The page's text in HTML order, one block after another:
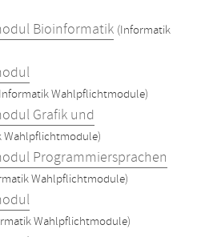
Bioinformatik (Informatik
Wahlpflichtmodule)
Grafik und
Wahlpflichtmodule)
Programmiersprachen
Wahlpflichtmodule)
Wahlpflichtmodule)